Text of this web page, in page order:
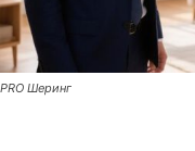
PRO Шеринг